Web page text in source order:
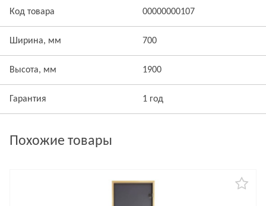
Код товара 00000000107
Ширина, мм 700
Высота, мм 1900
Гарантия 1 год
Похожие товары